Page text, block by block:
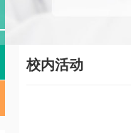
校内活动